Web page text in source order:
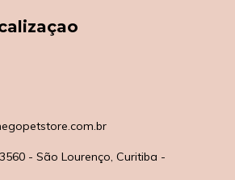
- São Lourenço, Curitiba -